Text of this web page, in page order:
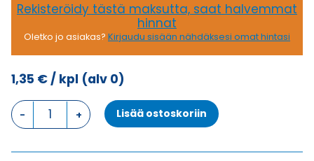
Rekisteröidy tästä maksutta, saat halvemmat
hinnat
Oletko jo asiakas? Kirjaudu sisään nähdäksesi omat hintasi
1,35 €/ kpl (alv 0)
HSK-
HARMAA
Lisää ostoskoriin